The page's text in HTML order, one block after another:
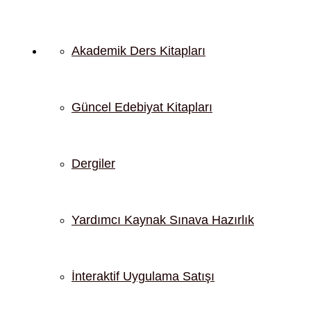
Akademik Ders Kitapları
Güncel Edebiyat Kitapları
Dergiler
Yardımcı Kaynak Sınava Hazırlık
İnteraktif Uygulama Satışı